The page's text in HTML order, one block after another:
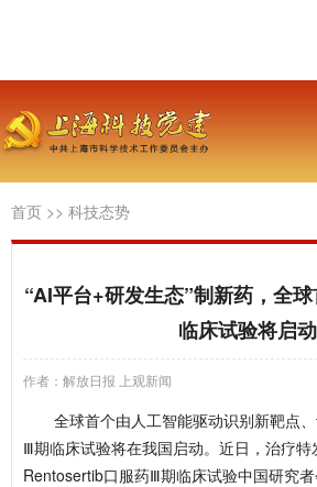
首页 >> 科技态势
“AI平台+研发生态”制新药，全
临床试验将启动
作者：解放日报 上观新闻
全球首个由人工智能驱动识别新靶点
Ⅲ期临床试验将在我国启动。近日，治疗特
Rentosertib口服药‌Ⅲ期临床试验中国研究